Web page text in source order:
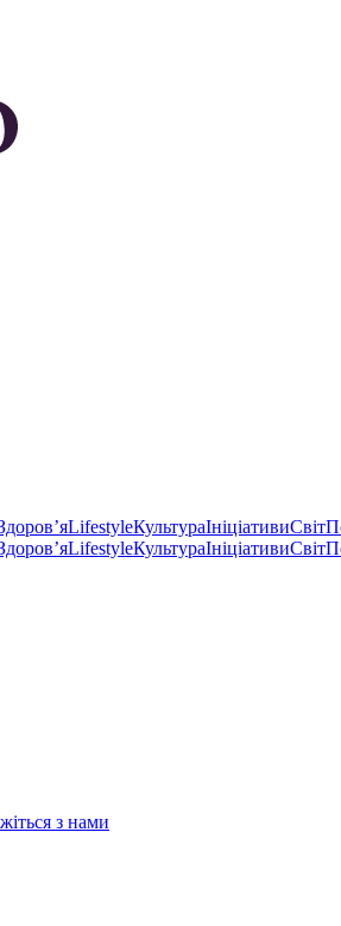
LifestyleКультураІніціативиСвіт
LifestyleКультураІніціативиСвіт
з нами